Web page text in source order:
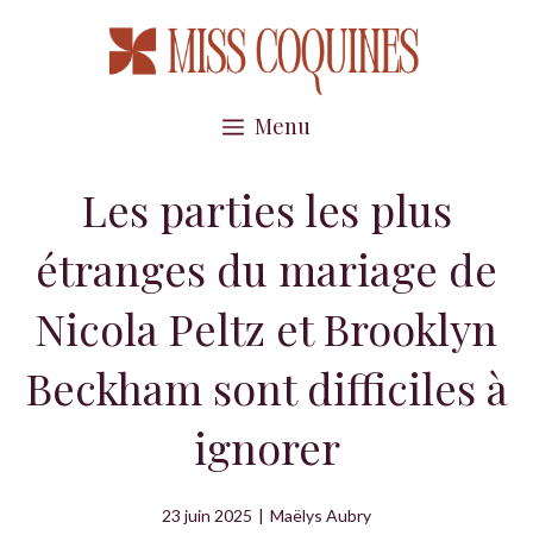
Menu
Les parties les plus
étranges du mariage de
Nicola Peltz et Brooklyn
Beckham sont difficiles à
ignorer
23 juin 2025 | Maëlys Aubry